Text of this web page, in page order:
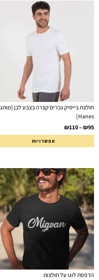
חולצת בייסיק גברים קצרה בצבע לבן [מותג
Hanes]
₪95
–
₪110
אפשרויות
הדפסת לוגו על חולצות